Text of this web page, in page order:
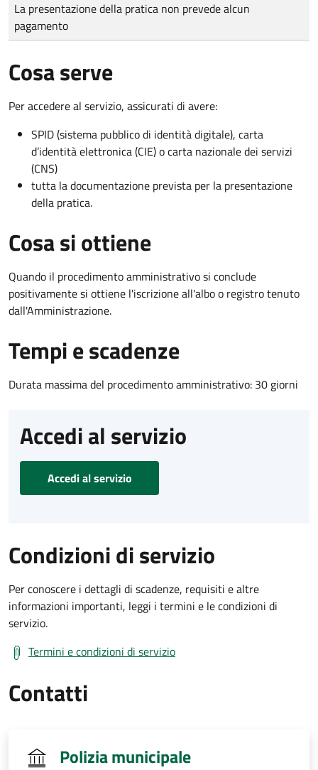
La presentazione della pratica non prevede alcun
pagamento
Cosa serve
Per accedere al servizio, assicurati di avere:
SPID (sistema pubblico di identità digitale), carta
d’identità elettronica (CIE) o carta nazionale dei servizi
(CNS)
tutta la documentazione prevista per la presentazione
della pratica.
Cosa si ottiene
Quando il procedimento amministrativo si conclude
positivamente si ottiene l'iscrizione all'albo o registro tenuto
dall'Amministrazione.
Tempi e scadenze
Durata massima del procedimento amministrativo: 30 giorni
Accedi al servizio
Accedi al servizio
Condizioni di servizio
Per conoscere i dettagli di scadenze, requisiti e altre
informazioni importanti, leggi i termini e le condizioni di
servizio.
Termini e condizioni di servizio
Contatti
Polizia municipale